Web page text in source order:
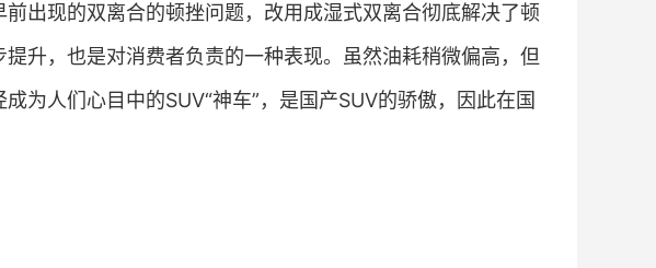
出现的双离合的顿挫问题，改用成湿式双离合彻底解决了顿
升，也是对消费者负责的一种表现。虽然油耗稍微偏高，但
为人们心目中的SUV“神车”，是国产SUV的骄傲，因此在国